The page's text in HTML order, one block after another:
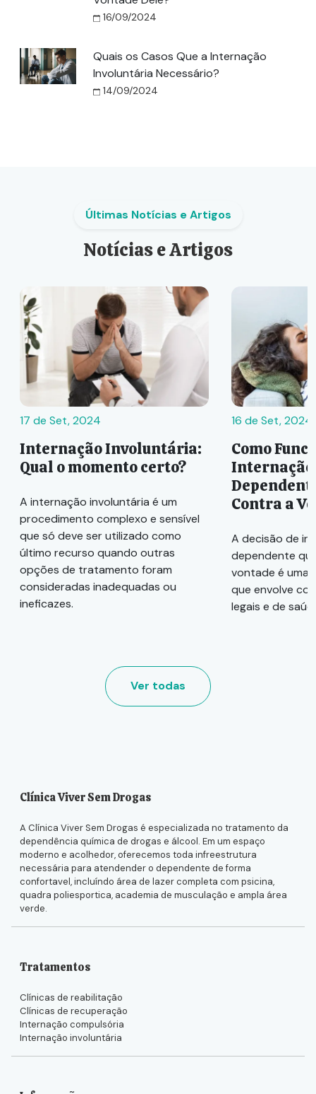
16/09/2024
Quais os Casos Que a Internação
Involuntária Necessário?
14/09/2024
Últimas Notícias e Artigos
Notícias e Artigos
17 de Set, 2024
Internação Involuntária:
Qual o momento certo?
A internação involuntária é um
procedimento complexo e sensível
que só deve ser utilizado como
último recurso quando outras
opções de tratamento foram
consideradas inadequadas ou
ineficazes.
16 de Set, 2024
Como
Internação
Contra a
A decisão de
dependente
vontade é uma
que envolve
legais e de
Ver todas
Clínica Viver Sem Drogas
A Clínica Viver Sem Drogas é especializada no tratamento da
dependência química de drogas e álcool. Em um espaço
moderno e acolhedor, oferecemos toda infreestrutura
necessária para atendender o dependente de forma
confortavel, incluíndo área de lazer completa com psicina,
quadra poliesportica, academia de musculação e ampla área
verde.
Tratamentos
Clínicas de reabilitação
Clínicas de recuperação
Internação compulsória
Internação involuntária